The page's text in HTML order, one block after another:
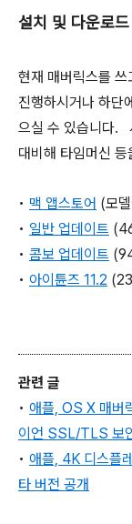
설치 및 다운로
현재 매버릭스를
진행하시거나 하단
으실 수 있습니다.
대비해 타임머신
• 맥 앱스토어 (모
• 일반 업데이트
• 콤보 업데이트
• 아이튠즈 11.2
관련 글
• 애플, OS X 매버
이언 SSL/TLS 보
• 애플, 4K 디스플
타 버전 공개